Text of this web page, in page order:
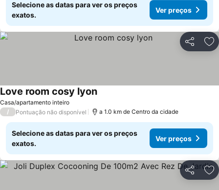
Selecione as datas para ver os preços
exatos.
Ver preços
Partilhar
Casa/apartamento inteiro
Love room cosy lyonVer preços
/ Pontuação não disponível a 1.0 km de Centro da cidade
Selecione as datas para ver os preços
exatos.
Ver preços
Partilhar